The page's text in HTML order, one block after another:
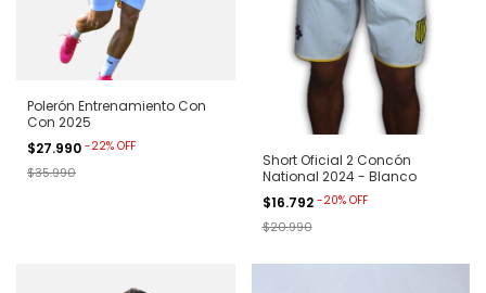
Polerón Entrenamiento Con
Con 2025
$27.990 -22% OFF
$35.990
Short Oficial 2 Concón
National 2024 - Blanco
$16.792 -20% OFF
$20.990